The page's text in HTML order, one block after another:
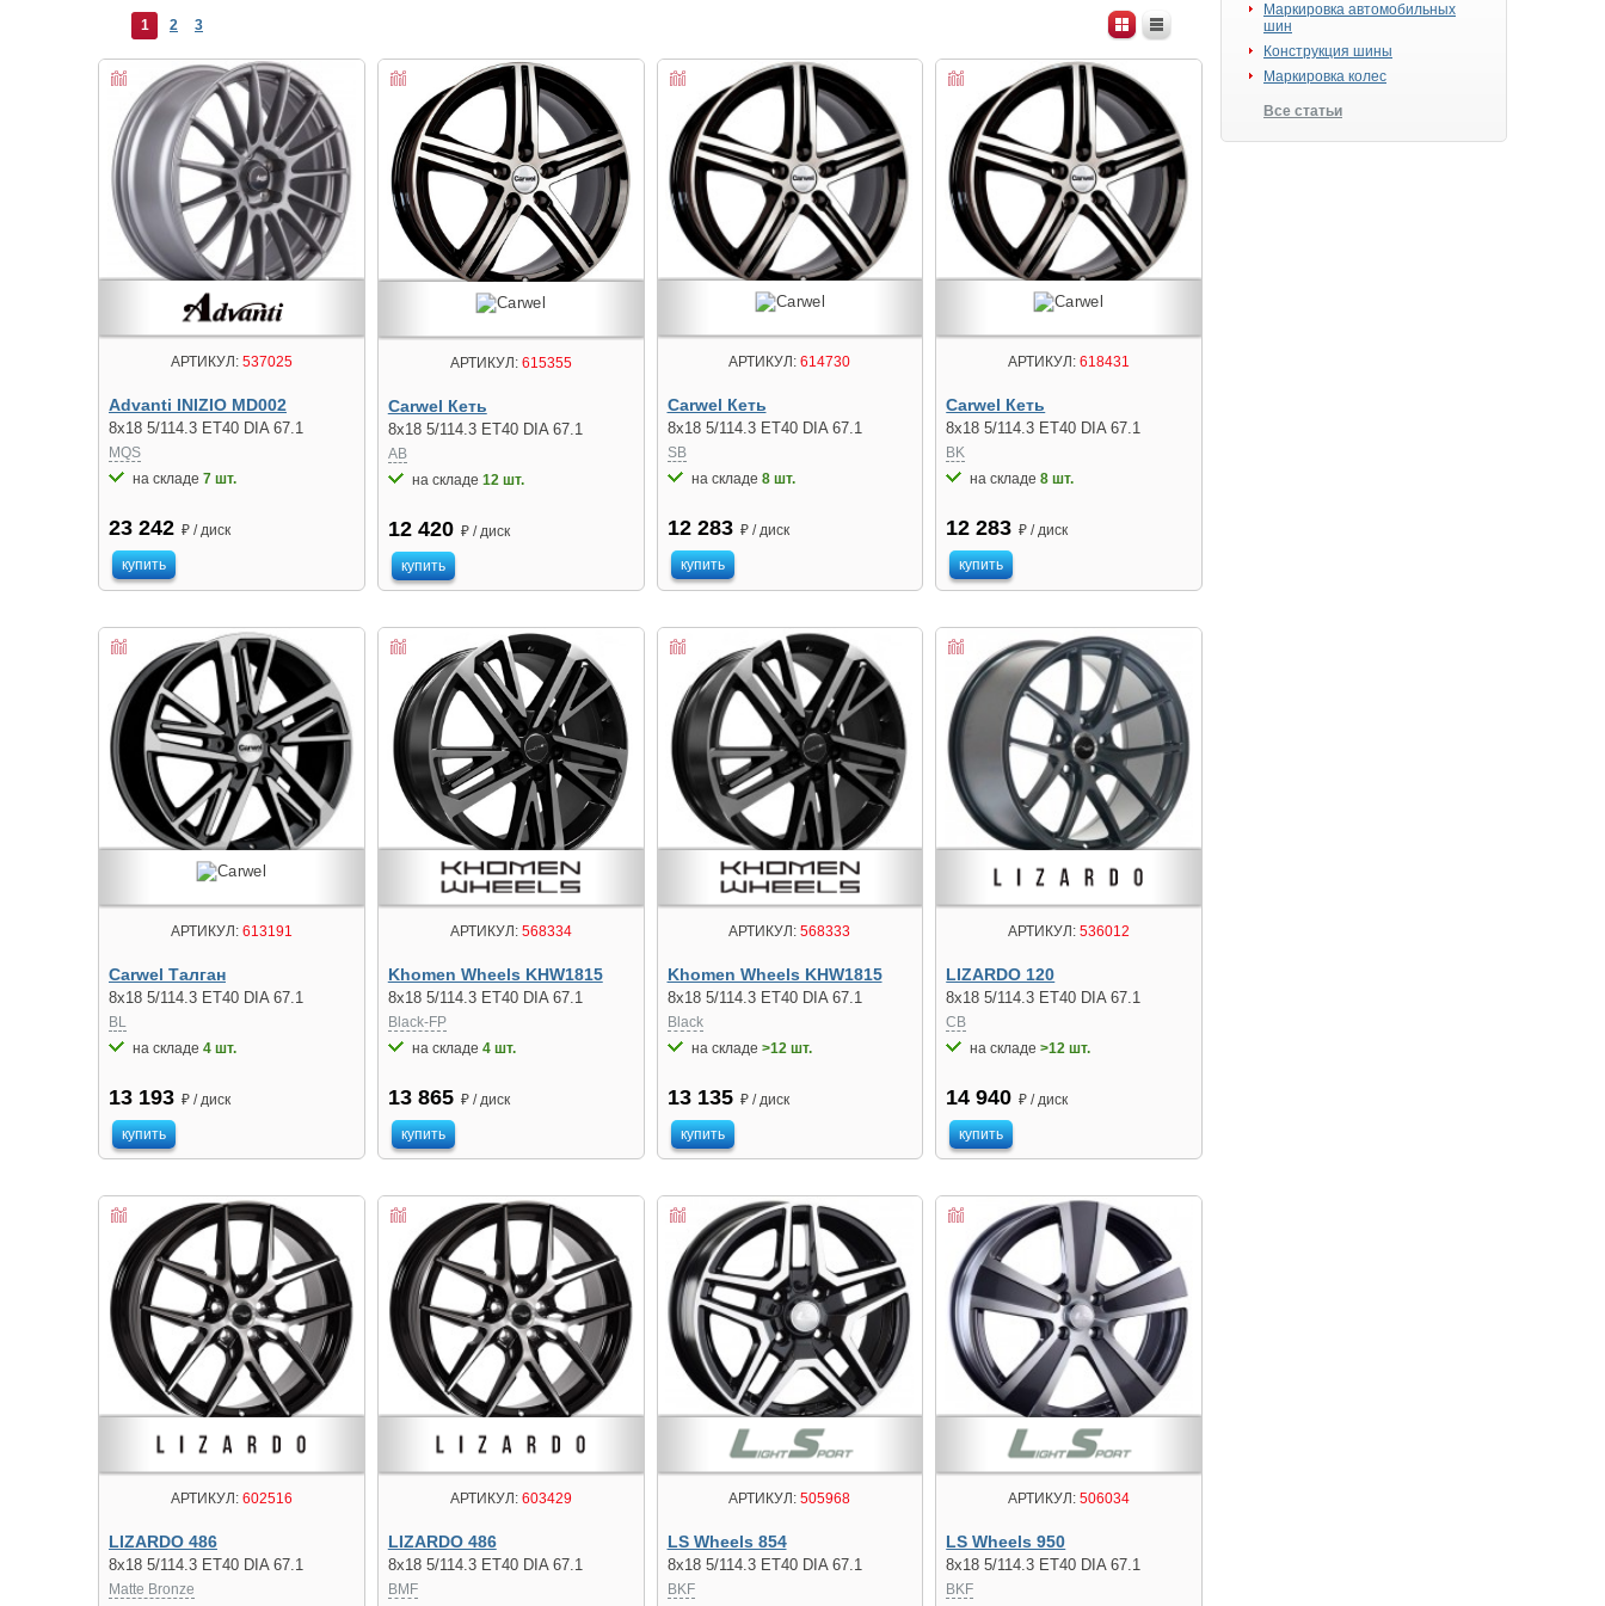
Маркировка автомобильных
шин
Конструкция шины
Маркировка колес
Все статьи
1 2 3
АРТИКУЛ:537025
Advanti INIZIO MD002
8x18 5/114.3 ET40 DIA 67.1
MQS
на складе 7 шт.
23 242 ₽ / диск
купить
АРТИКУЛ:615355
Carwel Кеть
8x18 5/114.3 ET40 DIA 67.1
AB
на складе 12 шт.
12 420 ₽ / диск
купить
АРТИКУЛ: 614730
Carwel Кеть
8x18 5/114.3 ET40 DIA 67.1
SB
на складе 8 шт.
12 283 ₽ / диск
купить
АРТИКУЛ: 618431
Carwel Кеть
8x18 5/114.3 ET40 DIA 67.1
BK
на складе8 шт.
12 283 ₽ / диск
купить
АРТИКУЛ:613191
Carwel Талган
8x18 5/114.3 ET40 DIA 67.1
BL
на складе 4 шт.
13 193 ₽ / диск
купить
АРТИКУЛ:568334
Khomen Wheels KHW1815
8x18 5/114.3 ET40 DIA 67.1
Black-FP
на складе 4 шт.
13 865 ₽ / диск
купить
АРТИКУЛ: 568333
Khomen Wheels KHW1815
8x18 5/114.3 ET40 DIA 67.1
Black
на складе >12 шт.
13 135 ₽ / диск
купить
АРТИКУЛ: 536012
LIZARDO 120
8x18 5/114.3 ET40 DIA 67.1
CB
на складе>12 шт.
14 940 ₽ / диск
купить
АРТИКУЛ:602516
LIZARDO 486
8x18 5/114.3 ET40 DIA 67.1
Matte Bronze
АРТИКУЛ:603429
LIZARDO 486
8x18 5/114.3 ET40 DIA 67.1
BMF
АРТИКУЛ: 505968
LS Wheels 854
8x18 5/114.3 ET40 DIA 67.1
BKF
АРТИКУЛ: 506034
LS Wheels 950
8x18 5/114.3 ET40 DIA 67.1
BKF